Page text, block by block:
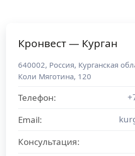
Кронвест — Курган
640002, Россия, Курганская
Коли Мяготина, 120
Телефон:
Email:
Консультация: